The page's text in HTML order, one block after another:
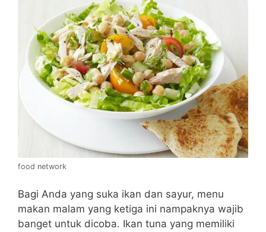
food network
Bagi Anda yang suka ikan dan sayur, menu
makan malam yang ketiga ini nampaknya wajib
banget untuk dicoba. Ikan tuna yang memiliki